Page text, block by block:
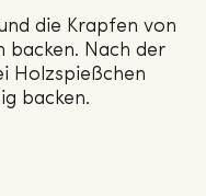
die Krapfen von
backen. Nach der
Holzspießchen
backen.